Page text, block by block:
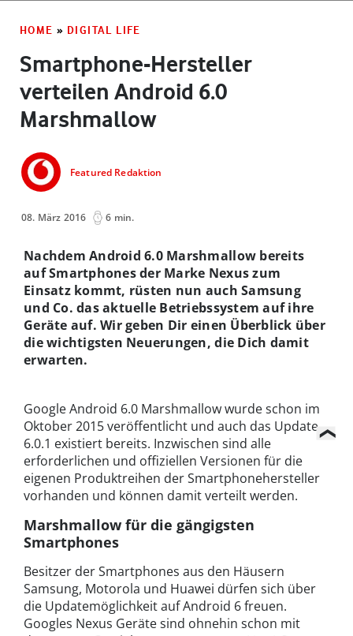
HOME » DIGITAL LIFE
Smartphone-Hersteller
verteilen Android 6.0
Marshmallow
Featured Redaktion
08. März 2016 6 min.
Nachdem Android 6.0 Marshmallow bereits
auf Smartphones der Marke Nexus zum
Einsatz kommt, rüsten nun auch Samsung
und Co. das aktuelle Betriebssystem auf ihre
Geräte auf. Wir geben Dir einen Überblick über
die wichtigsten Neuerungen, die Dich damit
erwarten.
Google Android 6.0 Marshmallow wurde schon im
Oktober 2015 veröffentlicht und auch das Update
6.0.1 existiert bereits. Inzwischen sind alle
erforderlichen und offiziellen Versionen für die
eigenen Produktreihen der Smartphonehersteller
vorhanden und können damit verteilt werden.
Marshmallow für die gängigsten
Smartphones
Besitzer der Smartphones aus den Häusern
Samsung, Motorola und Huawei dürfen sich über
die Updatemöglichkeit auf Android 6 freuen.
Googles Nexus Geräte sind ohnehin schon mit